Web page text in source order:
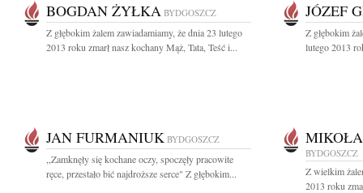
BOGDAN ŻYŁKA BYDGOSZCZ
Z głębokim żalem zawiadamiamy, że dnia 23 lutego
2013 roku zmarł nasz kochany Mąż, Tata, Teść i...
JÓZEF
Z głębokim
lutego 2013
JAN FURMANIUK BYDGOSZCZ
,,Zamknęły się kochane oczy, spoczęły pracowite
ręce, przestało bić najdroższe serce" Z głębokim...
BYDGOSZCZ
Z wielkim
2013 roku